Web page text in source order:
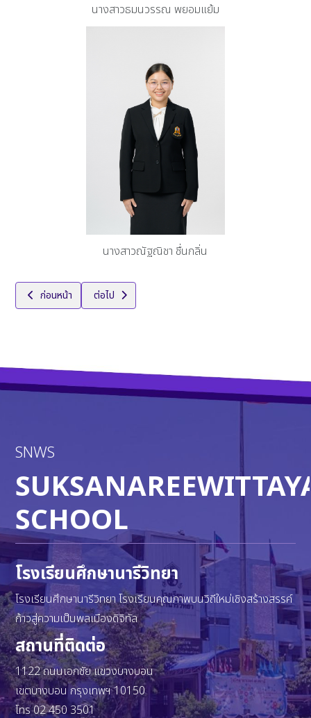
นางสาวธมนวรรณ พยอมแย้ม
นางสาวณัฐณิชา ชื่นกลิ่น
เนื้อหาก่อนหน้า: กลุ่มสาระการเรียนรู้สุขศึกษาและพลศึกษา
ก่อนหน้า เนื้อหาถัดไป: งานแนะแนว
ต่อไป
SNWS
SCHOOL
โรงเรียนศึกษานารีวิทยา
โรงเรียนศึกษานารีวิทยา โรงเรียนคุณภาพบนวิถีใหม่เชิงสร้างสรรค์
ก้าวสู่ความเป็นพลเมืองดิจิทัล
สถานที่ติดต่อ
1122 ถนนเอกชัย แขวงบางบอน
เขตบางบอน กรุงเทพฯ 10150
โทร 02 450 3501